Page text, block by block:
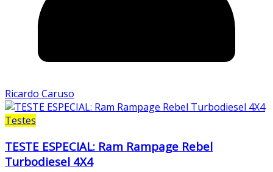
Ricardo Caruso
Testes
TESTE ESPECIAL: Ram Rampage Rebel
Turbodiesel 4X4